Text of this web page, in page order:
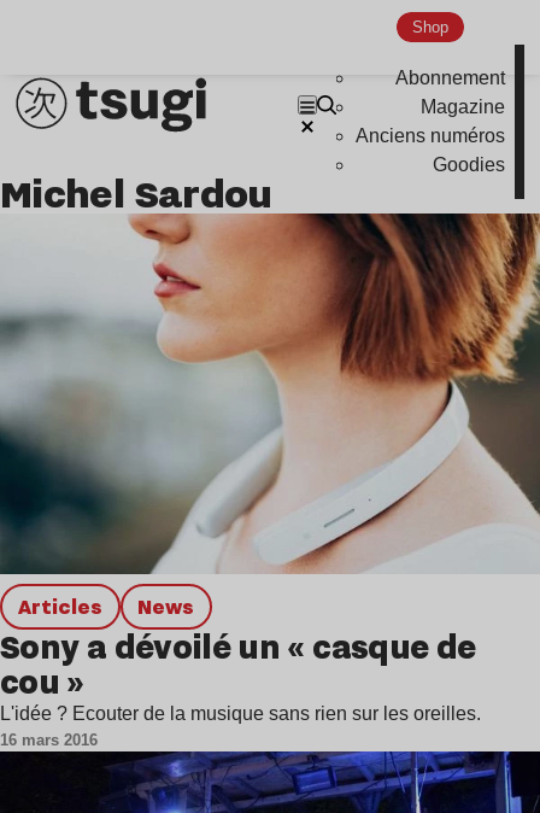
Shop
Abonnement
Magazine
Anciens numéros
Goodies
Michel Sardou
Articles news
Sony a dévoilé un « casque de
cou »
L'idée ? Ecouter de la musique sans rien sur les oreilles.
16 mars 2016